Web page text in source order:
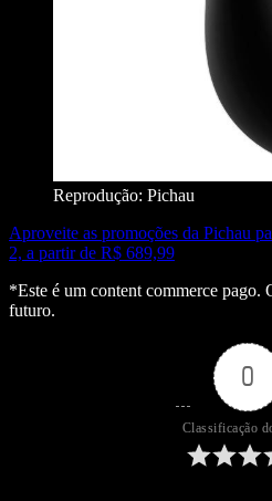
Reprodução: Pichau
Aproveite as promoções da Pichau
2, a partir de R$ 689,99
*Este é um content commerce pago.
futuro.
0
Classificação